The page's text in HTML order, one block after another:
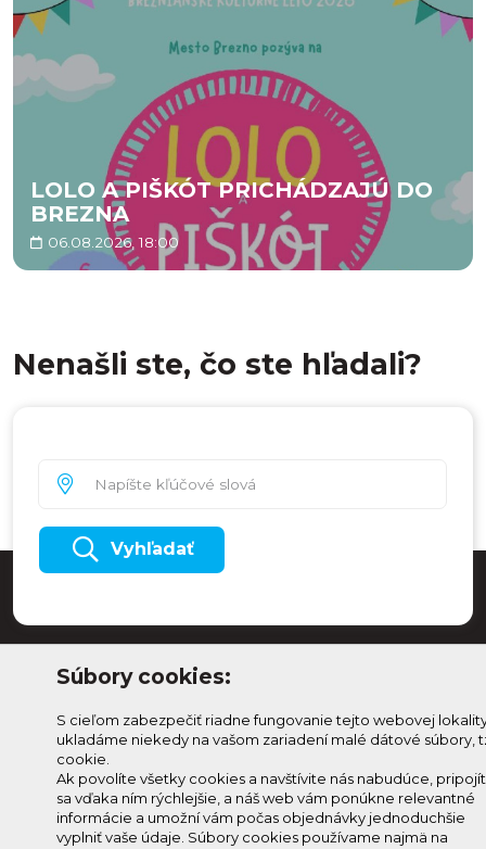
LOLO A PIŠKÓT PRICHÁDZAJÚ DO
BREZNA
06.08.2026, 18:00
Nenašli ste, čo ste hľadali?
Vyhľadať
Prihlásenie
Zmeniť
Odoberaj Kam na
Horehroní
Súbory cookies:
S cieľom zabezpečiť riadne fungovanie tejto webovej
ukladáme niekedy na vašom zariadení malé dátové súbory,
cookie.
Ak povolíte všetky cookies a navštívite nás nabudúce,
sa vďaka ním rýchlejšie, a náš web vám ponúkne relevantné
informácie a umožní vám počas objednávky jednoduchšie
vyplniť vaše údaje. Súbory cookies používame najmä na